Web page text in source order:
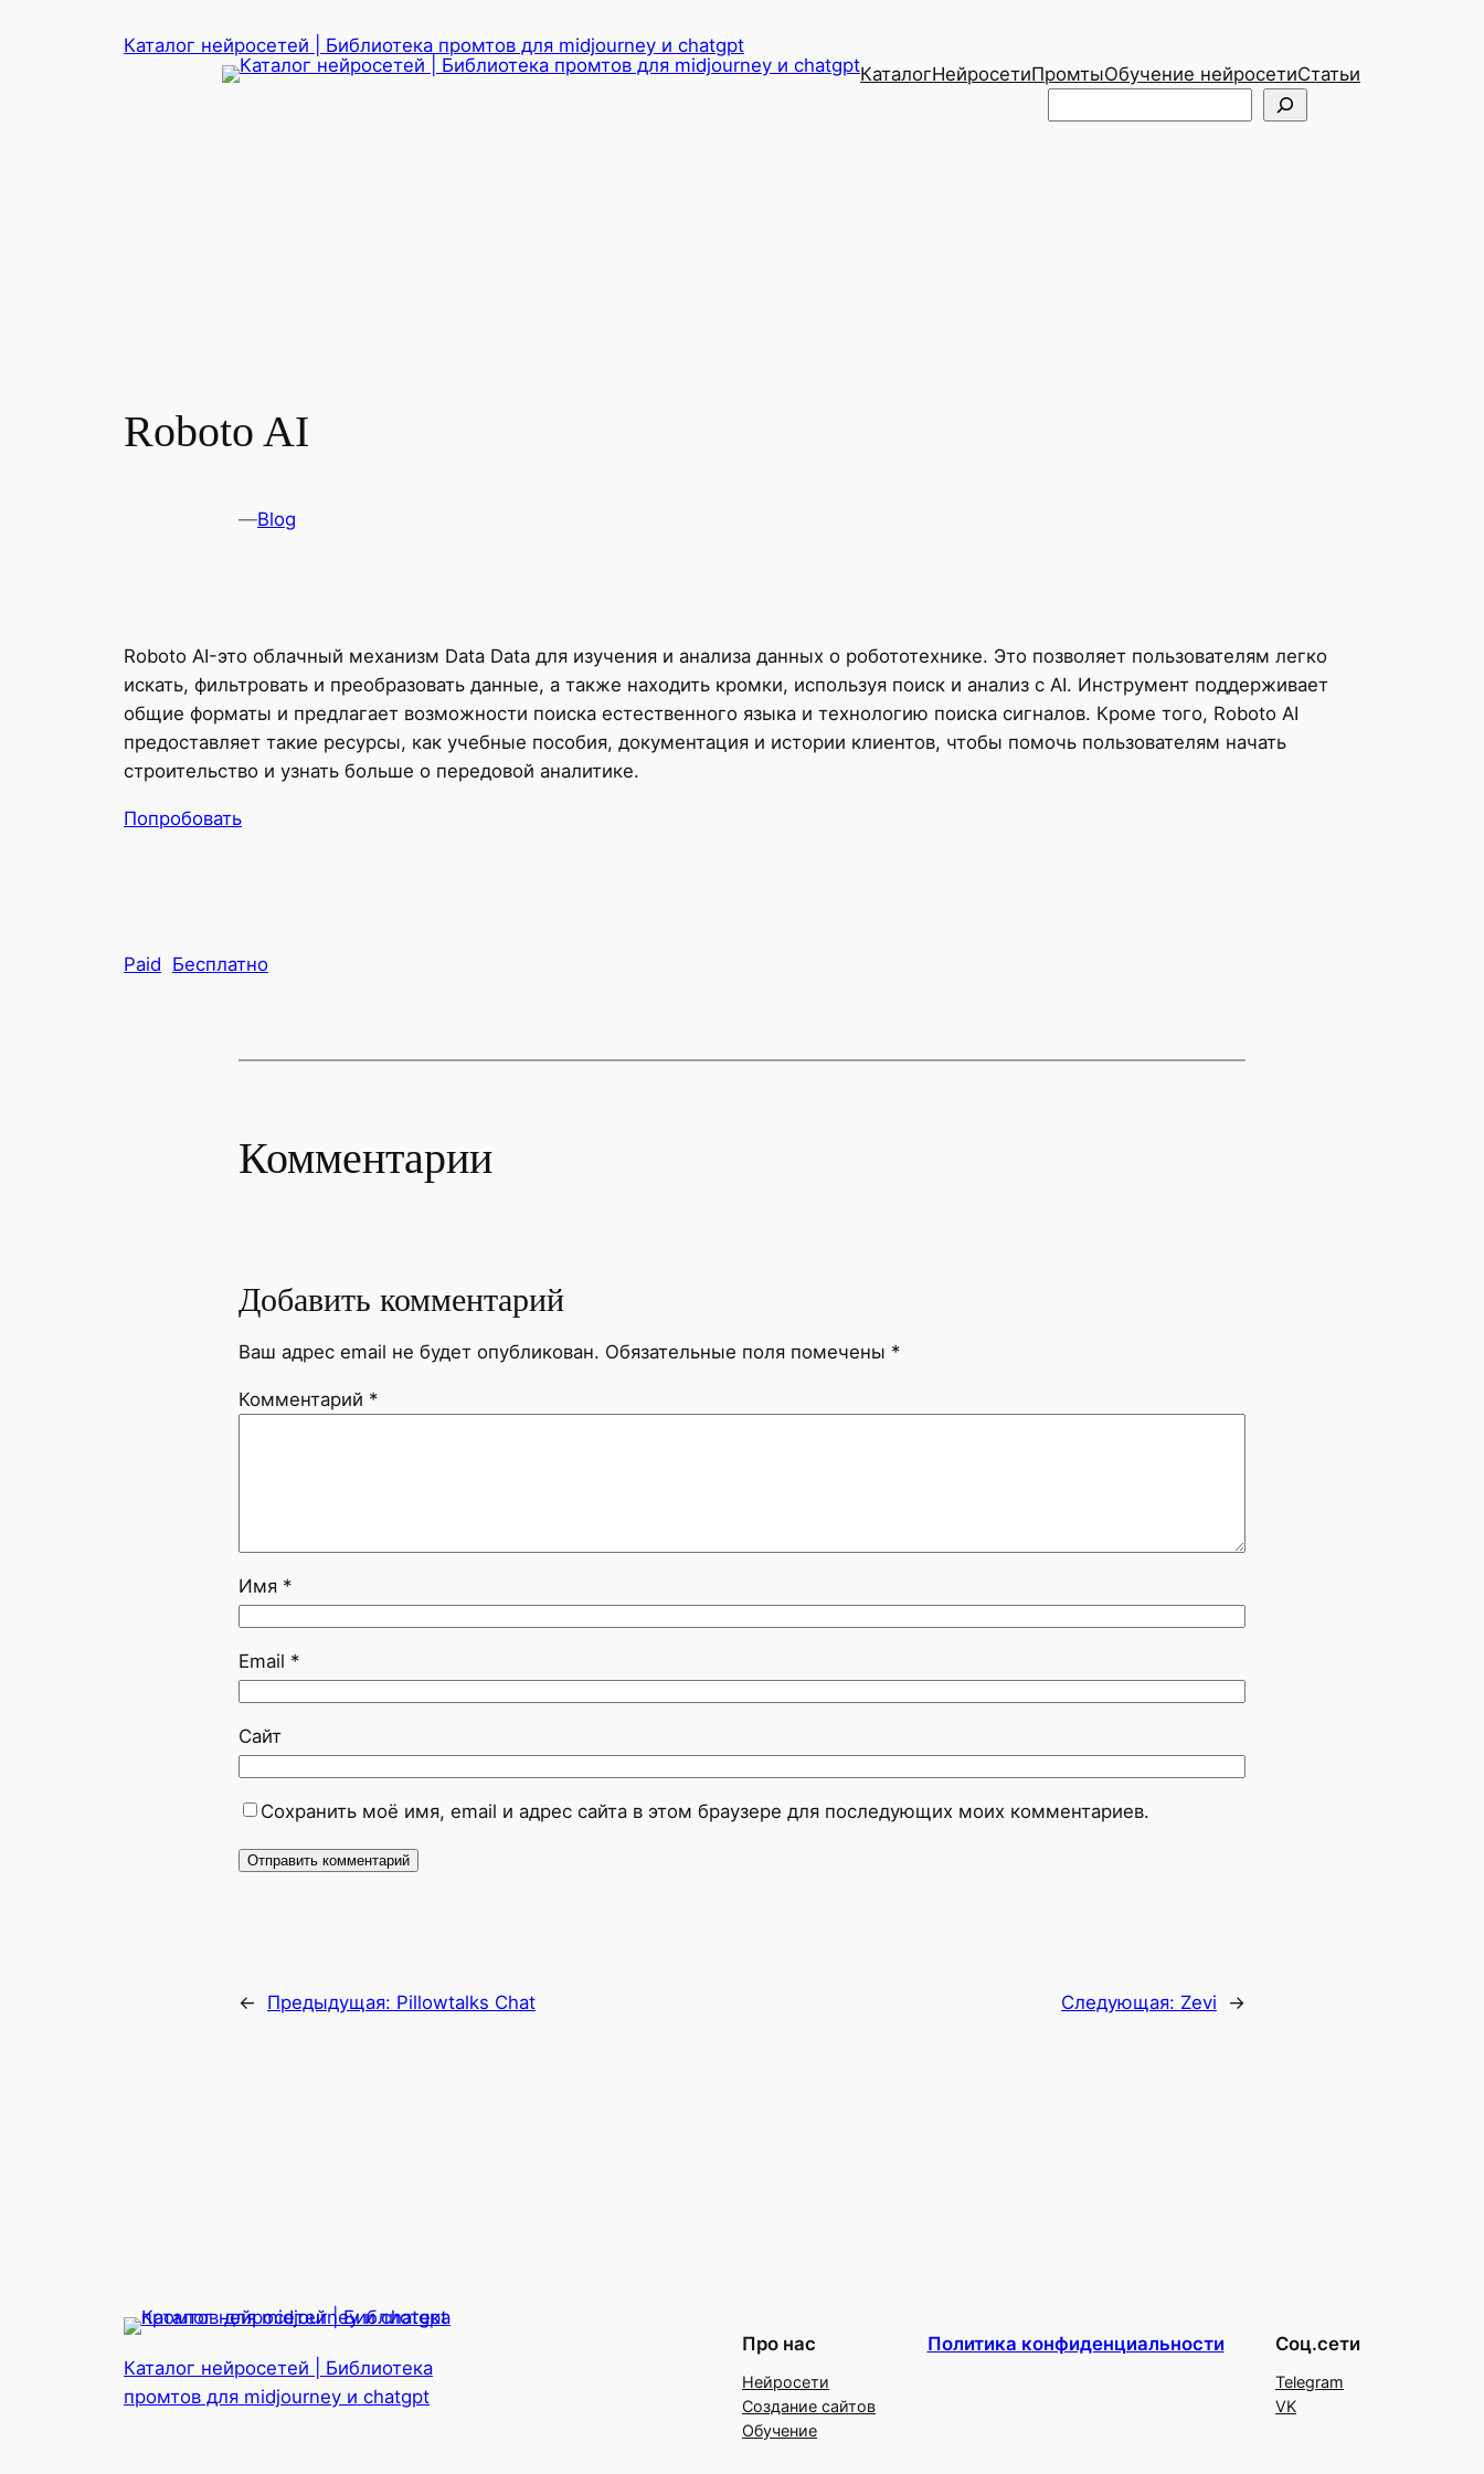
Каталог нейросетей | Библиотека промтов для midjourney и chatgpt
КаталогНейросетиПромтыОбучение нейросетиСтатьи
Telegram
Roboto AI
—Blog
Roboto AI-это облачный механизм Data Data для изучения и анализа данных о робототехнике. Это позволяет пользователям легко
искать, фильтровать и преобразовать данные, а также находить кромки, используя поиск и анализ с AI. Инструмент поддерживает
общие форматы и предлагает возможности поиска естественного языка и технологию поиска сигналов. Кроме того, Roboto AI
предоставляет такие ресурсы, как учебные пособия, документация и истории клиентов, чтобы помочь пользователям начать
строительство и узнать больше о передовой аналитике.
Попробовать
Paid Бесплатно
Комментарии
Добавить комментарий
Ваш адрес email не будет опубликован. Обязательные поля помечены *
Комментарий *
Имя *
Email *
Сайт
Сохранить моё имя, email и адрес сайта в этом браузере для последующих моих комментариев.
← Предыдущая: Pillowtalks Chat Следующая: Zevi →
Каталог нейросетей | Библиотека
промтов для midjourney и chatgpt
Про нас
Нейросети
Создание сайтов
Обучение
Политика конфиденциальности Соц.сети
Telegram
VK